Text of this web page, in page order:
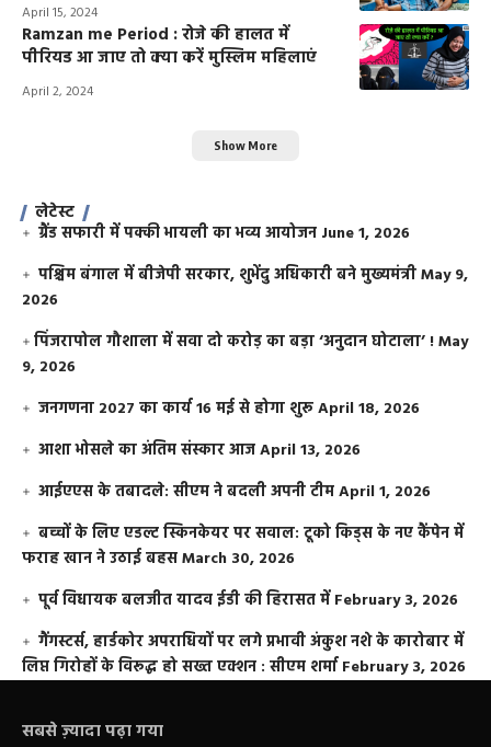
April 15, 2024
Ramzan me Period : रोजे की हालत में
पीरियड आ जाए तो क्या करें मुस्लिम महिलाएं
April 2, 2024
Show More
लेटेस्ट
ग्रैंड सफारी में पक्की भायली का भव्य आयोजन June 1, 2026
पश्चिम बंगाल में बीजेपी सरकार, शुभेंदु अधिकारी बने मुख्यमंत्रीMay 9,
2026
​पिंजरापोल गौशाला में सवा दो करोड़ का बड़ा ‘अनुदान घोटाला’ !May
9, 2026
जनगणना 2027 का कार्य 16 मई से होगा शुरूApril 18, 2026
आशा भोसले का अंतिम संस्कार आजApril 13, 2026
आईएएस के तबादले: सीएम ने बदली अपनी टीमApril 1, 2026
बच्चों के लिए एडल्ट स्किनकेयर पर सवाल: टूको किड्स के नए कैंपेन में
फराह खान ने उठाई बहसMarch 30, 2026
पूर्व विधायक बलजीत यादव ईडी की हिरासत में February 3, 2026
गैंगस्टर्स, हार्डकोर अपराधियों पर लगे प्रभावी अंकुश नशे के कारोबार में
लिप्त गिरोहों के विरूद्ध हो सख्त एक्शन : सीएम शर्मा February 3, 2026
सबसे ज़्यादा पढ़ा गया